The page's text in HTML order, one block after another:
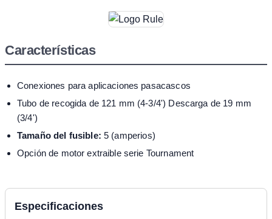
Características
Conexiones para aplicaciones pasacascos
Tubo de recogida de 121 mm (4-3/4') Descarga de 19 mm
(3/4')
Tamaño del fusible: 5 (amperios)
Opción de motor extraible serie Tournament
Especificaciones